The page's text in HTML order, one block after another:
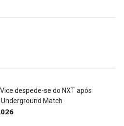
Vice despede-se do NXT após
Match